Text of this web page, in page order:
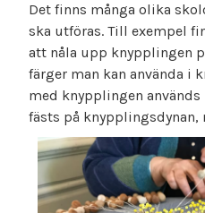
Det finns många olika
ska utföras. Till exempel
att nåla upp knypplingen
färger man kan använda i
med knypplingen
fästs på knypplingsdynan,